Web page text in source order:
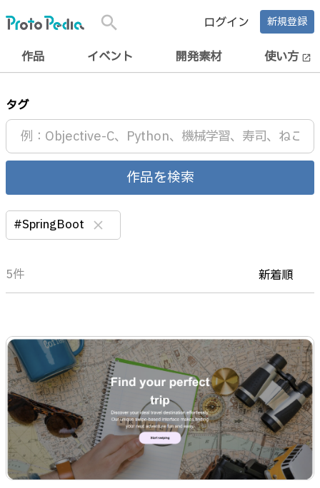
search ログイン 新規登録
作品 イベント 開発素材 使い方 open_in_new
タグ
作品を検索
#SpringBoot clear
5件 新着順